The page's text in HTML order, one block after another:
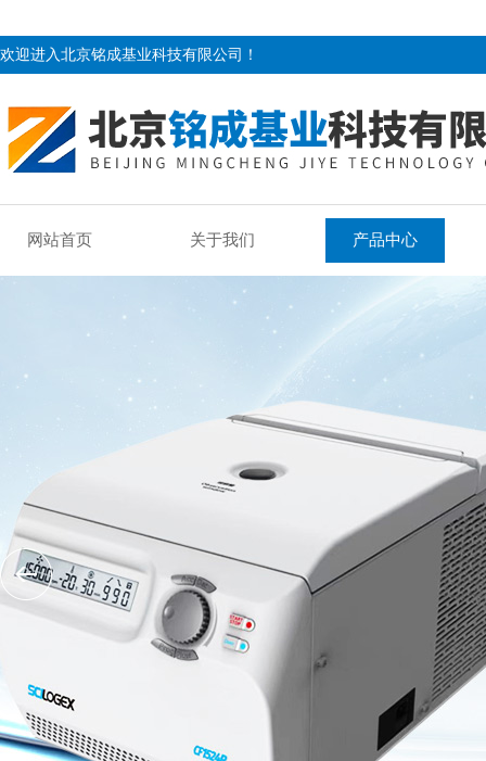
欢迎进入北京铭成基业科技有限公司！
网站首页 关于我们 产品中心